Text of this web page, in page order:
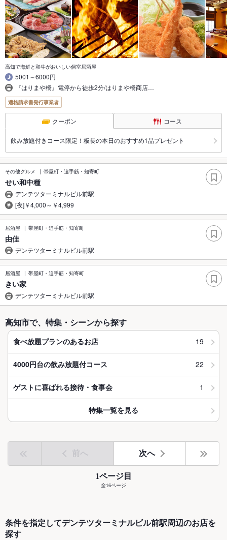
高知で海鮮と和牛がおいしい個室居酒屋
5001～6000円
『はりまや橋』電停から徒歩2分/はりまや橋商店…
適格請求書発行事業者
クーポン コース
飲み放題付きコース限定！板長の本日のおすすめ1品プレゼント
その他グルメ 帯屋町・追手筋・知寄町
せい和中種
デンテツターミナルビル前駅
[夜]￥4,000～￥4,999
居酒屋 帯屋町・追手筋・知寄町
由佳
デンテツターミナルビル前駅
居酒屋 帯屋町・追手筋・知寄町
きい家
デンテツターミナルビル前駅
高知市で、特集・シーンから探す
食べ放題プランのあるお店 19
4000円台の飲み放題付コース 22
ゲストに喜ばれる接待・食事会 1
特集一覧を見る
前へ 次へ
1ページ目
全16ページ
条件を指定してデンテツターミナルビル前駅周辺のお店を
探す